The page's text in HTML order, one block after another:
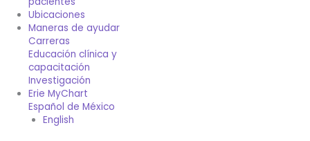
Ubicaciones
Maneras de ayudar
Carreras
Educación clínica y
capacitación
Investigación
Erie MyChart
Español de México
English